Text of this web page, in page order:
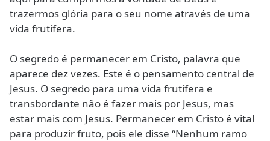
trazermos glória para o seu nome através de uma
vida frutífera.
O segredo é permanecer em Cristo, palavra que
aparece dez vezes. Este é o pensamento central de
Jesus. O segredo para uma vida frutífera e
transbordante não é fazer mais por Jesus, mas
estar mais com Jesus. Permanecer em Cristo é vital
para produzir fruto, pois ele disse “Nenhum ramo